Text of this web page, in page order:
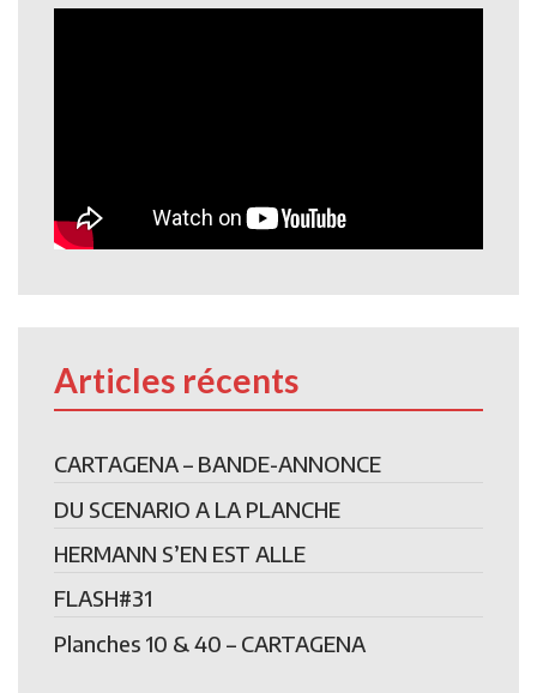
Articles récents
CARTAGENA – BANDE-ANNONCE
DU SCENARIO A LA PLANCHE
HERMANN S’EN EST ALLE
FLASH#31
Planches 10 & 40 – CARTAGENA